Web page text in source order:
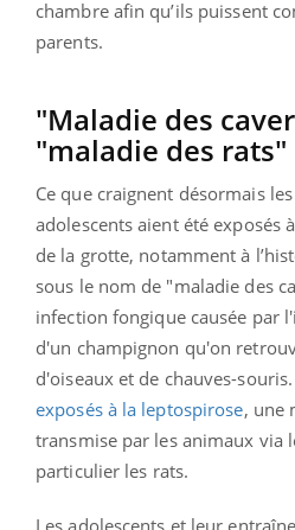
chambre afin qu’ils puissent
parents.
"Maladie des
"maladie des rats"
Ce que craignent désormais
adolescents aient été exposés
de la grotte, notamment à
sous le nom de "maladie des
infection fongique causée par
d'un champignon qu'on
d'oiseaux et de chauves-
exposés à la leptospirose, une
transmise par les animaux via
particulier les rats.
Les adolescents et leur